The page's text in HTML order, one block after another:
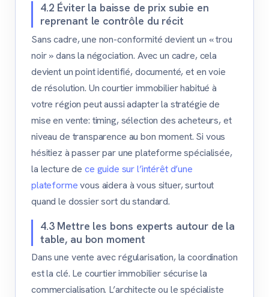
4.2 Éviter la baisse de prix subie en
reprenant le contrôle du récit
Sans cadre, une non-conformité devient un « trou
noir » dans la négociation. Avec un cadre, cela
devient un point identifié, documenté, et en voie
de résolution. Un courtier immobilier habitué à
votre région peut aussi adapter la stratégie de
mise en vente: timing, sélection des acheteurs, et
niveau de transparence au bon moment. Si vous
hésitiez à passer par une plateforme spécialisée,
la lecture de ce guide sur l’intérêt d’une
plateformevous aidera à vous situer, surtout
quand le dossier sort du standard.
4.3 Mettre les bons experts autour de la
table, au bon moment
Dans une vente avec régularisation, la coordination
est la clé. Le courtier immobilier sécurise la
commercialisation. L’architecte ou le spécialiste